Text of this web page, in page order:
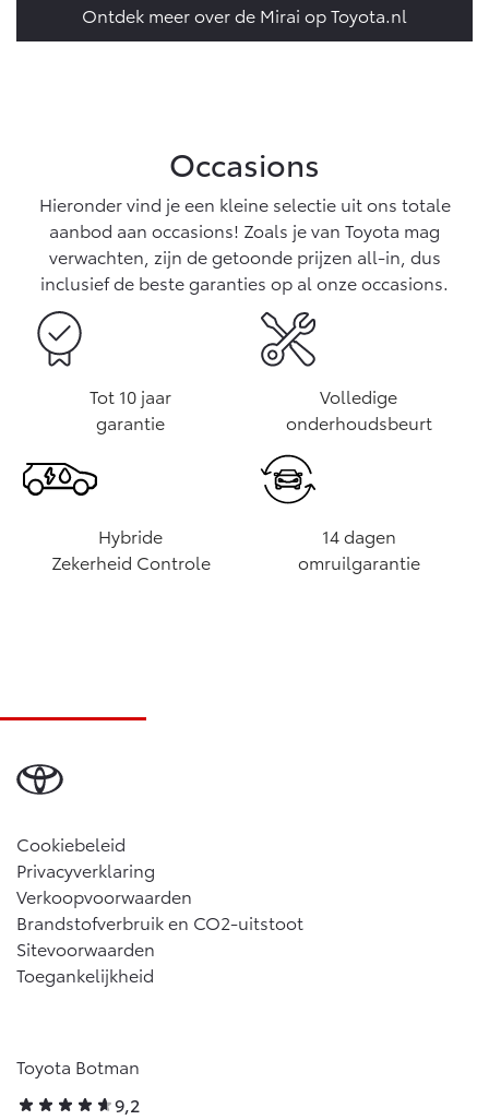
Ontdek meer over de Mirai op Toyota.nl
Occasions
Hieronder vind je een kleine selectie uit ons totale
aanbod aan occasions! Zoals je van Toyota mag
verwachten, zijn de getoonde prijzen all-in, dus
inclusief de beste garanties op al onze occasions.
Tot 10 jaar
garantie
Volledige
onderhoudsbeurt
Hybride
Zekerheid Controle
14 dagen
omruilgarantie
Cookiebeleid
Privacyverklaring
Verkoopvoorwaarden
Brandstofverbruik en CO2-uitstoot
Sitevoorwaarden
Toegankelijkheid
Toyota Botman
9,2